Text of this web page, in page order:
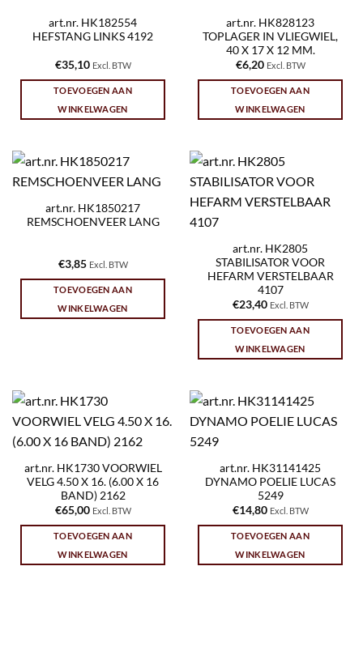
art.nr. HK182554
HEFSTANG LINKS 4192
€35,10 Excl. BTW
TOEVOEGEN AAN
WINKELWAGEN
art.nr. HK828123
TOPLAGER IN VLIEGWIEL,
40 X 17 X 12 MM.
€6,20 Excl. BTW
TOEVOEGEN AAN
WINKELWAGEN
art.nr. HK1850217
REMSCHOENVEER LANG
€3,85 Excl. BTW
TOEVOEGEN AAN
WINKELWAGEN
art.nr. HK2805
STABILISATOR VOOR
HEFARM VERSTELBAAR
4107
€23,40 Excl. BTW
TOEVOEGEN AAN
WINKELWAGEN
art.nr. HK1730 VOORWIEL
VELG 4.50 X 16. (6.00 X 16
BAND) 2162
€65,00 Excl. BTW
TOEVOEGEN AAN
WINKELWAGEN
art.nr. HK31141425
DYNAMO POELIE LUCAS
5249
€14,80 Excl. BTW
TOEVOEGEN AAN
WINKELWAGEN